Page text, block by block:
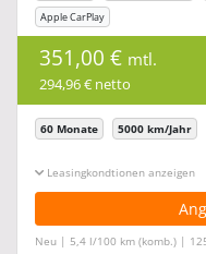
Apple CarPlay
351,00 € mtl.
294,96 € netto
60 Monate 5000 km/Jahr
Leasingkonditionen ein-/
Neu | 5,4 l/100 km (komb.) |